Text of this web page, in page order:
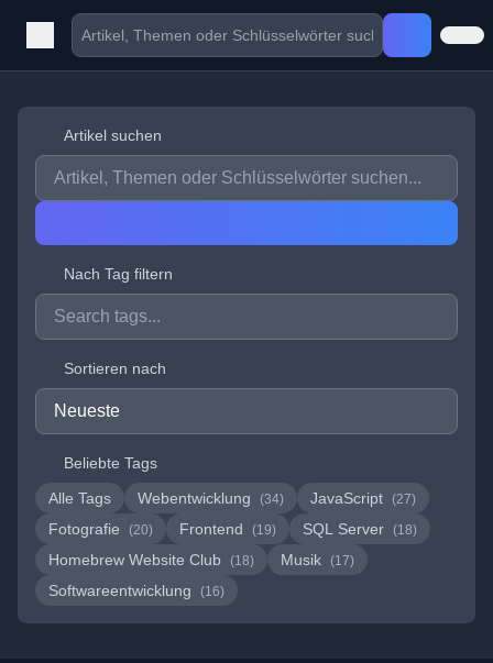
Artikel suchen
Nach Tag filtern
Sortieren nach
Beliebte Tags
Alle Tags
Webentwicklung (34) JavaScript (27)
Fotografie (20) Frontend (19) SQL Server (18)
Homebrew Website Club (18) Musik (17)
Softwareentwicklung (16)